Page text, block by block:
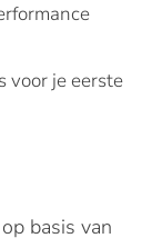
voor je eerste
basis van